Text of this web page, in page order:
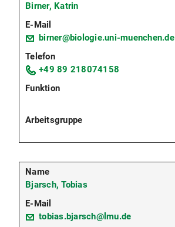
Birner, Katrin
birner@biologie.uni-muenchen.de
+49 89 218074158
Bjarsch, Tobias
tobias.bjarsch@lmu.de